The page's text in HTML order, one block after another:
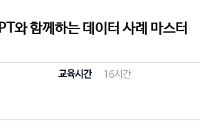
와 함께하는 데이터 사례 마스터
교육시간
16시간